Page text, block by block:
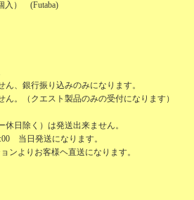
入） (Futaba)
、銀行振り込みのみになります。
。（クエスト製品のみの受付になります）
日除く）は発送出来ません。
当日発送になります。
ンよりお客様ヘ直送になります。